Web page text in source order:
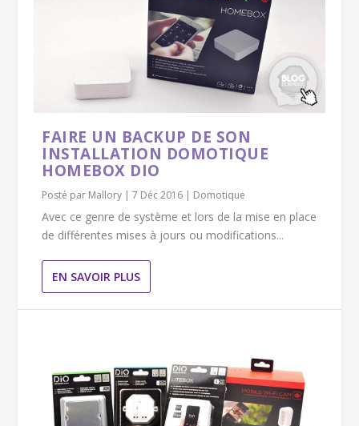
FAIRE UN BACKUP DE SON
INSTALLATION DOMOTIQUE
HOMEBOX DIO
Posté par Mallory |7 Déc 2016 | Domotique
Avec ce genre de système et lors de la mise en place
de différentes mises à jours ou modifications...
EN SAVOIR PLUS